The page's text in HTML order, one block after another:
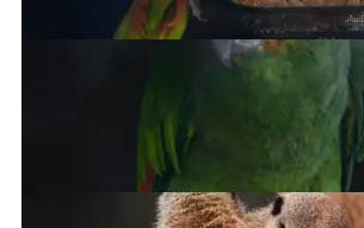
Oh stooooop it